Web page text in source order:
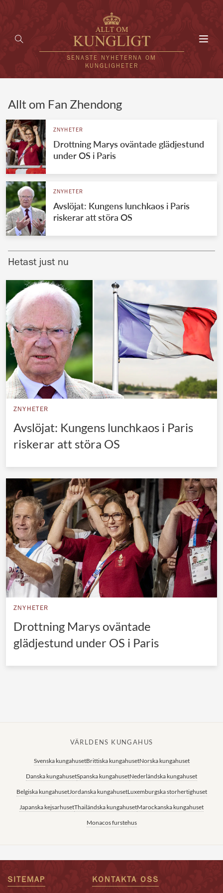
SENASTE NYHETERNA OM
KUNGLIGHETER
UTLÄNDSKT
VÄRLDENS KUNGAHUS
Svenska kungahuset
Brittiska kungahuset
Nederländska kungahuset
Belgiska kungahuset
Jordanska kungahuset
Luxemburgska storhertighuset
Japanska kejsarhuset
Thailändska kungahuset
Marockanska kungahuset
REDAKTION
Allt om Fan Zhendong
ZNYHETER
Drottning Marys oväntade glädjestund
under OS i Paris
ZNYHETER
Avslöjat: Kungens lunchkaos i Paris
riskerar att störa OS
Hetast just nu
ZNYHETER
Avslöjat: Kungens lunchkaos i Paris
riskerar att störa OS
ZNYHETER
Drottning Marys oväntade
glädjestund under OS i Paris
VÄRLDENS KUNGAHUS
Svenska kungahusetBrittiska kungahusetNorska kungahuset
Danska kungahusetSpanska kungahusetNederländska kungahuset
Belgiska kungahusetJordanska kungahusetLuxemburgska storhertighuset
Japanska kejsarhusetThailändska kungahusetMarockanska kungahuset
Monacos furstehus
SITEMAP KONTAKTA OSS